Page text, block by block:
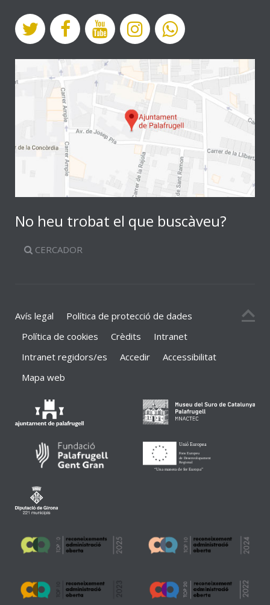
No heu trobat el que buscàveu?
CERCADOR
Avís legal
Política de protecció de dades
Política de cookies
Crèdits
Intranet
Intranet regidors/es
Accedir
Accessibilitat
Mapa web